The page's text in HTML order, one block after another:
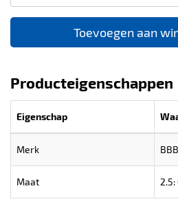
Toevoegen aan
Producteigenschappen
Eigenschap
Merk BBB
Maat